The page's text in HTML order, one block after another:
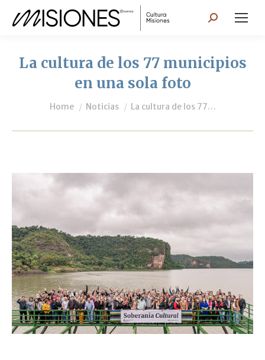
Search:
La cultura de los 77 municipios
en una sola foto
You are here:
Home Noticias La cultura de los 77…